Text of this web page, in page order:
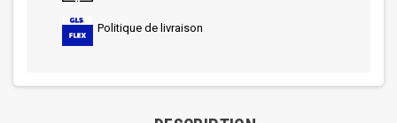
Politique de livraison